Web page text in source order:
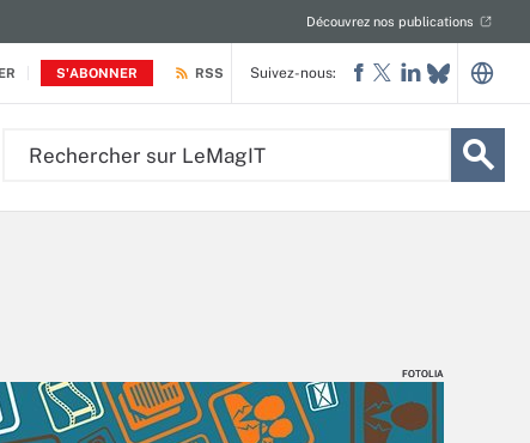
S'ABONNER
Découvrez nos publications
RSS Suivez-nous:
FOTOLIA
FOTOLIA